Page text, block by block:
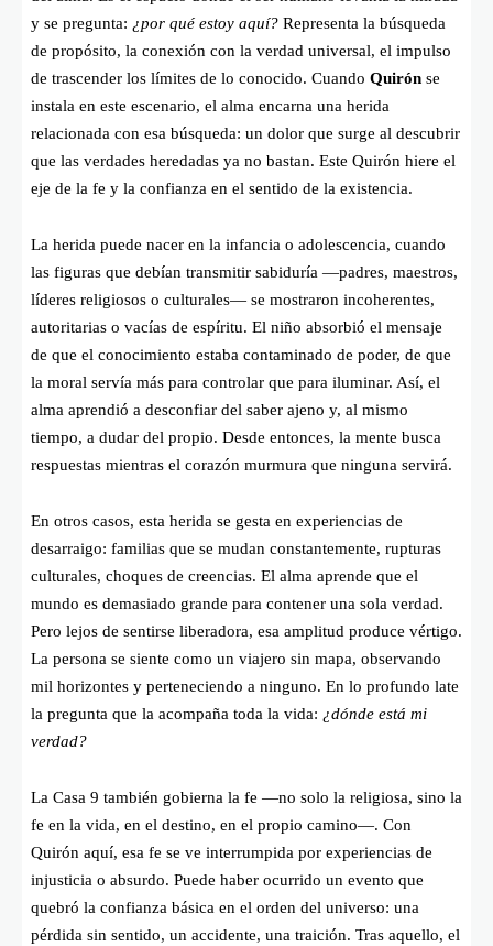
y se pregunta: ¿por qué estoy aquí? Representa la búsqueda
de propósito, la conexión con la verdad universal, el impulso
de trascender los límites de lo conocido. Cuando Quirón se
instala en este escenario, el alma encarna una herida
relacionada con esa búsqueda: un dolor que surge al descubrir
que las verdades heredadas ya no bastan. Este Quirón hiere el
eje de la fe y la confianza en el sentido de la existencia.
La herida puede nacer en la infancia o adolescencia, cuando
las figuras que debían transmitir sabiduría —padres, maestros,
líderes religiosos o culturales— se mostraron incoherentes,
autoritarias o vacías de espíritu. El niño absorbió el mensaje
de que el conocimiento estaba contaminado de poder, de que
la moral servía más para controlar que para iluminar. Así, el
alma aprendió a desconfiar del saber ajeno y, al mismo
tiempo, a dudar del propio. Desde entonces, la mente busca
respuestas mientras el corazón murmura que ninguna servirá.
En otros casos, esta herida se gesta en experiencias de
desarraigo: familias que se mudan constantemente, rupturas
culturales, choques de creencias. El alma aprende que el
mundo es demasiado grande para contener una sola verdad.
Pero lejos de sentirse liberadora, esa amplitud produce vértigo.
La persona se siente como un viajero sin mapa, observando
mil horizontes y perteneciendo a ninguno. En lo profundo late
la pregunta que la acompaña toda la vida: ¿dónde está mi
verdad?
La Casa 9 también gobierna la fe —no solo la religiosa, sino la
fe en la vida, en el destino, en el propio camino—. Con
Quirón aquí, esa fe se ve interrumpida por experiencias de
injusticia o absurdo. Puede haber ocurrido un evento que
quebró la confianza básica en el orden del universo: una
pérdida sin sentido, un accidente, una traición. Tras aquello, el